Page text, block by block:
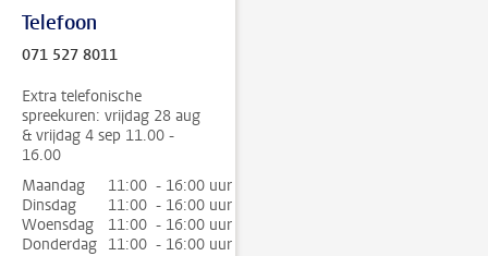
Telefoon
071 527 8011
Extra telefonische
spreekuren: vrijdag 28 aug
& vrijdag 4 sep 11.00 -
16.00
Maandag
11:00 - 16:00 uur
Dinsdag
11:00 - 16:00 uur
Woensdag
11:00 - 16:00 uur
Donderdag 11:00 - 16:00 uur